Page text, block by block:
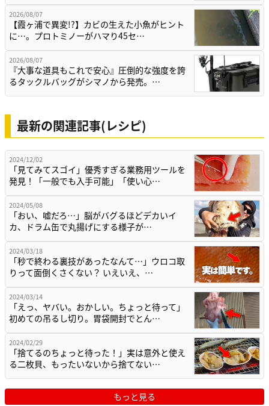
2026/08/07
【霞ヶ浦で異変!?】カビの生えた小魚がヒント
に…。プロトミノーがハマり45セ…
2026/08/07
『大事な道具もこれで安心』圧倒的な強度を誇
るタックルバッグがシマノから発売。…
最新の関連記事(レシピ)
2024/12/02
「見てみてスゴイ」優秀すぎる業務用ツールを
発見！「一般でも入手可能」「使い心…
2024/05/08
「おい、嘘だろ…」脳がバグるほどデカいイ
カ、ドラム缶で丸揚げにする様子が…
2024/03/18
「秒で終わる裏技があったなんて…」ウロコ取
りって面倒くさくない？ いえいえ、…
2024/03/14
「えっ、ヤバい。おかしい。ちょっと待って」
初めての吊るし切り。胃袋開封でとん…
2024/02/29
「捨てるのちょっと待った！」実は意外と使え
る二枚貝、もったいないから捨てない…
もっと見る